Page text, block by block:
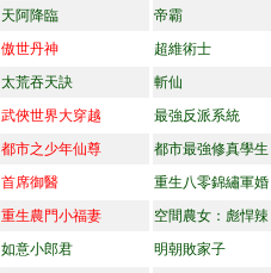
天阿降臨
帝霸
傲世丹神
超維術士
太荒吞天訣
斬仙
武俠世界大穿越
最強反派系統
都市之少年仙尊
都市最強修真學生
首席御醫
重生八零錦繡軍婚
重生農門小福妻
空間農女：彪悍辣
如意小郎君
明朝敗家子